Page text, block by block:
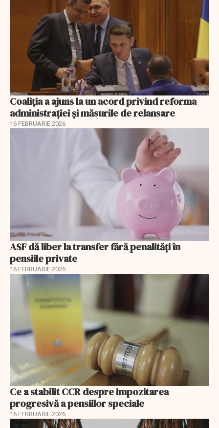
Coaliția a ajuns la un acord privind reforma
administrației și măsurile de relansare
16 FEBRUARIE 2026
ASF dă liber la transfer fără penalități în
pensiile private
16 FEBRUARIE 2026
Ce a stabilit CCR despre impozitarea
progresivă a pensiilor speciale
16 FEBRUARIE 2026